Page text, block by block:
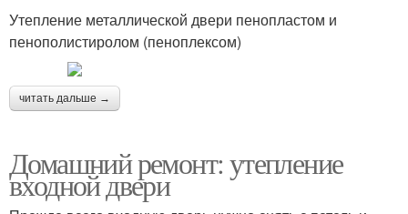
Утепление металлической двери пенопластом и
пенополистиролом (пеноплексом)
читать дальше →
Домашний ремонт: утепление
входной двери